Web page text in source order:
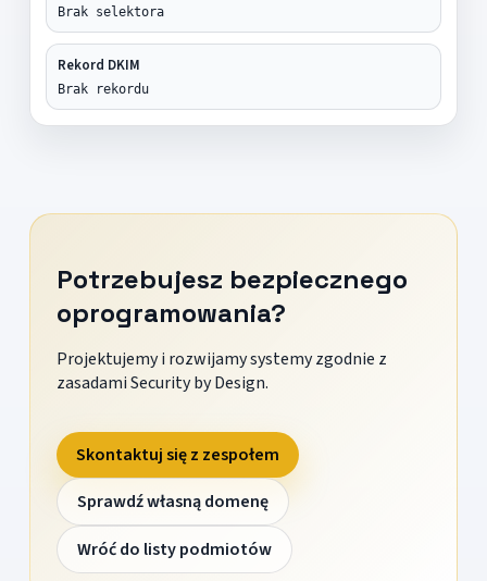
Brak selektora
Rekord DKIM
Brak rekordu
Potrzebujesz bezpiecznego
oprogramowania?
Projektujemy i rozwijamy systemy zgodnie z
zasadami Security by Design.
Skontaktuj się z zespołem
Sprawdź własną domenę
Wróć do listy podmiotów